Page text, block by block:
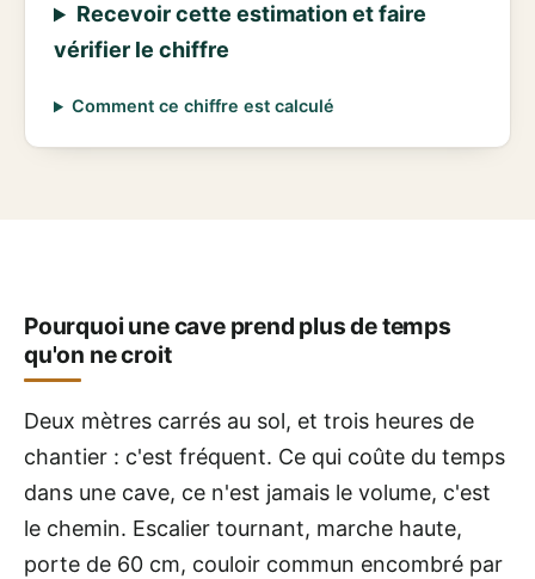
Recevoir cette estimation et faire
vérifier le chiffre
Comment ce chiffre est calculé
Pourquoi une cave prend plus de temps
qu'on ne croit
Deux mètres carrés au sol, et trois heures de
chantier : c'est fréquent. Ce qui coûte du temps
dans une cave, ce n'est jamais le volume, c'est
le chemin. Escalier tournant, marche haute,
porte de 60 cm, couloir commun encombré par